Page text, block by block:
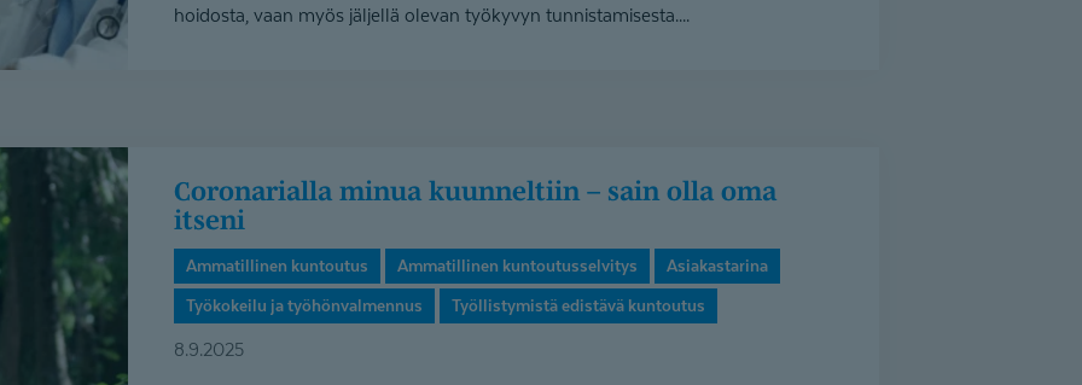
hoidosta, vaan myös jäljellä olevan työkyvyn tunnistamisesta....
Coronarialla minua kuunneltiin – sain olla oma
itseni
Ammatillinen kuntoutus Ammatillinen kuntoutusselvitys
Asiakastarina
Työkokeilu ja työhönvalmennus
Työllistymistä edistävä kuntoutus
8.9.2025